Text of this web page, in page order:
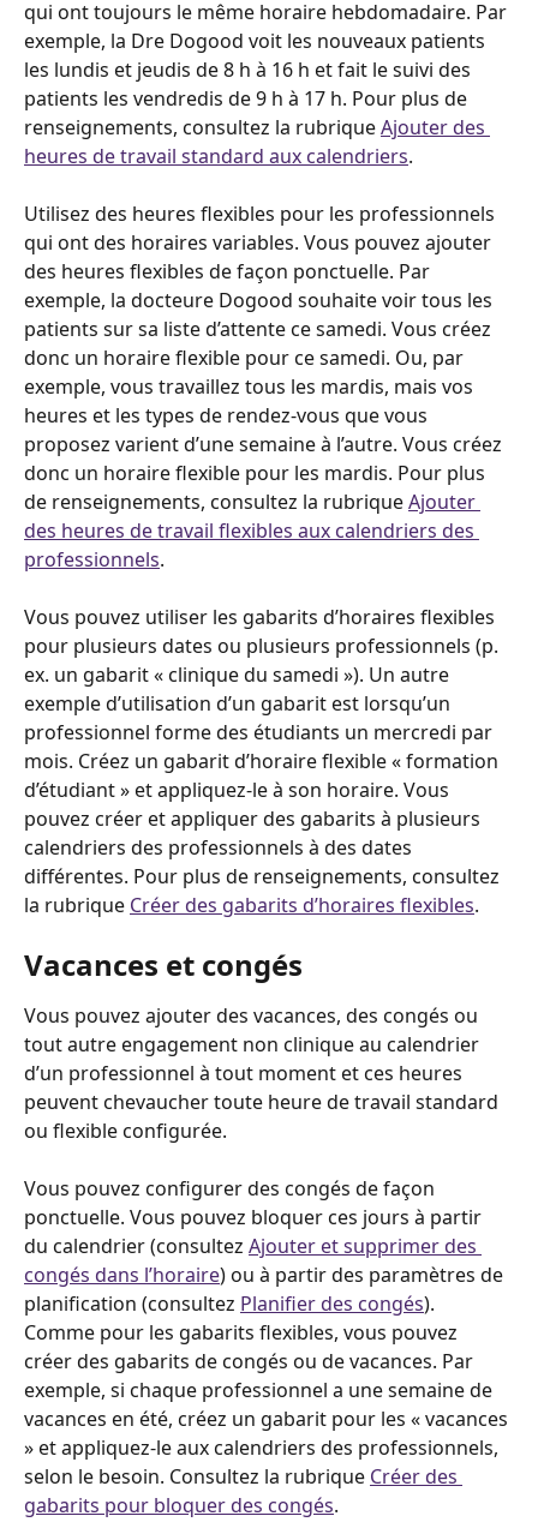
qui ont toujours le même horaire hebdomadaire. Par
exemple, la Dre Dogood voit les nouveaux patients
les lundis et jeudis de 8 h à 16 h et fait le suivi des
patients les vendredis de 9 h à 17 h. Pour plus de
renseignements, consultez la rubrique Ajouter des
heures de travail standard aux calendriers.
Utilisez des heures flexibles pour les professionnels
qui ont des horaires variables. Vous pouvez ajouter
des heures flexibles de façon ponctuelle. Par
exemple, la docteure Dogood souhaite voir tous les
patients sur sa liste d’attente ce samedi. Vous créez
donc un horaire flexible pour ce samedi. Ou, par
exemple, vous travaillez tous les mardis, mais vos
heures et les types de rendez-vous que vous
proposez varient d’une semaine à l’autre. Vous créez
donc un horaire flexible pour les mardis. Pour plus
de renseignements, consultez la rubrique Ajouter
des heures de travail flexibles aux calendriers des
professionnels.
Vous pouvez utiliser les gabarits d’horaires flexibles
pour plusieurs dates ou plusieurs professionnels (p.
ex. un gabarit « clinique du samedi »). Un autre
exemple d’utilisation d’un gabarit est lorsqu’un
professionnel forme des étudiants un mercredi par
mois. Créez un gabarit d’horaire flexible « formation
d’étudiant » et appliquez-le à son horaire. Vous
pouvez créer et appliquer des gabarits à plusieurs
calendriers des professionnels à des dates
différentes. Pour plus de renseignements, consultez
la rubrique Créer des gabarits d’horaires flexibles.
Vacances et congés
Vous pouvez ajouter des vacances, des congés ou
tout autre engagement non clinique au calendrier
d’un professionnel à tout moment et ces heures
peuvent chevaucher toute heure de travail standard
ou flexible configurée.
Vous pouvez configurer des congés de façon
ponctuelle. Vous pouvez bloquer ces jours à partir
du calendrier (consultez Ajouter et supprimer des
congés dans l’horaire) ou à partir des paramètres de
planification (consultez Planifier des congés).
Comme pour les gabarits flexibles, vous pouvez
créer des gabarits de congés ou de vacances. Par
exemple, si chaque professionnel a une semaine de
vacances en été, créez un gabarit pour les « vacances
» et appliquez-le aux calendriers des professionnels,
selon le besoin. Consultez la rubrique Créer des
gabarits pour bloquer des congés.